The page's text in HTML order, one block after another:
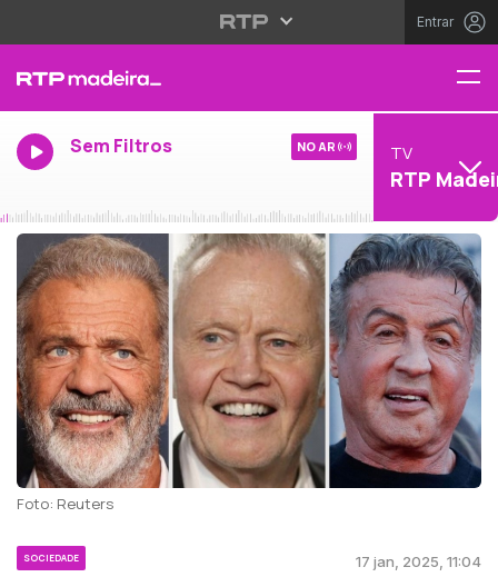
Entrar
Sem Filtros NO AR TV
RTP
Foto: Reuters
SOCIEDADE 17 jan, 2025, 11:04